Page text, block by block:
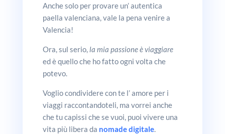
Anche solo per provare un’ autentica
paella valenciana, vale la pena venire a
Valencia!
Ora, sul serio, la mia passione è viaggiare
ed è quello che ho fatto ogni volta che
potevo.
Voglio condividere con te l’ amore per i
viaggi raccontandoteli, ma vorrei anche
che tu capissi che se vuoi, puoi vivere una
vita più libera da nomade digitale.